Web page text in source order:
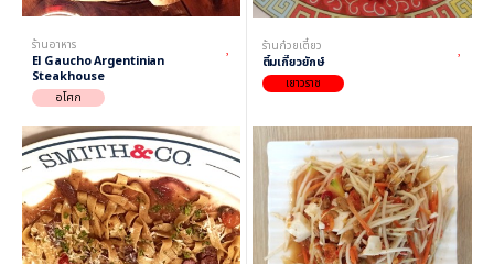
ร้านอาหาร
El Gaucho Argentinian
Steakhouse
อโศก
ร้านก๋วยเตี๋ยว
ติ๋มเกี๊ยวยักษ์
เยาวราช